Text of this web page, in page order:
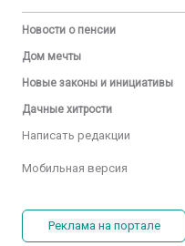
Новости о пенсии
Дом мечты
Новые законы и инициативы
Дачные хитрости
Написать редакции
Мобильная версия
Реклама на портале